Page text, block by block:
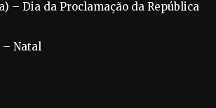
– Dia da Proclamação da República
– Natal